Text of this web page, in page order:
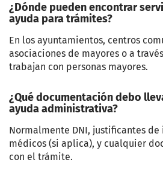
¿Dónde pueden encontrar
ayuda para trámites?
En los ayuntamientos, centros
asociaciones de mayores o a
trabajan con personas mayores.
¿Qué documentación debo
ayuda administrativa?
Normalmente DNI, justificantes
médicos (si aplica), y cualquier
con el trámite.